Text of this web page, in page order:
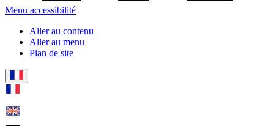
Menu accessibilité
Aller au contenu
Aller au menu
Plan de site